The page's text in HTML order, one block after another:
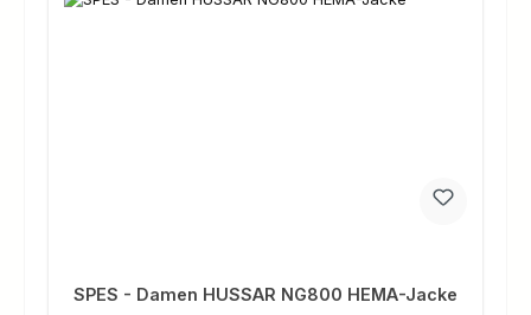
SPES - Damen HUSSAR NG800 HEMA-Jacke